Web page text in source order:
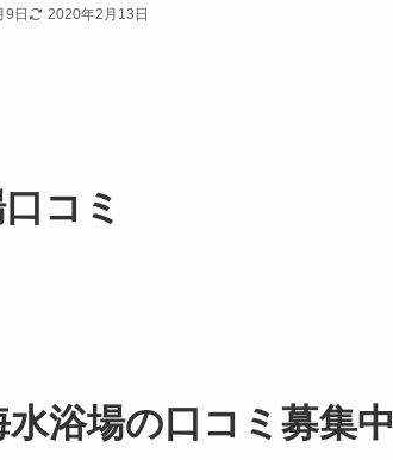
9日 2020年2月13日
コミ
浴場の口コミ募集中